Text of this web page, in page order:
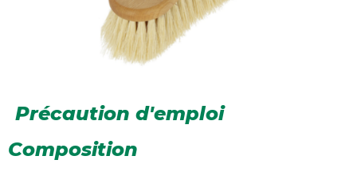
Précaution d'emploi
Composition